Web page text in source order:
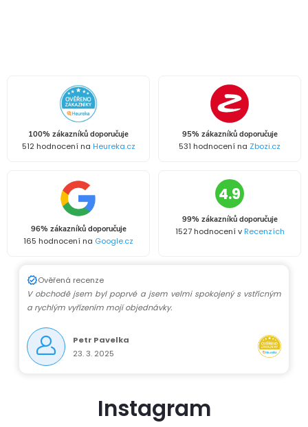
100% zákazníků doporučuje
512 hodnocení na Heureka.cz
95% zákazníků doporučuje
531 hodnocení na Zbozi.cz
96% zákazníků doporučuje
165 hodnocení na Google.cz
4.9
99% zákazníků doporučuje
1527 hodnocení vRecenzích
Ověřená recenze
V obchodě jsem byl poprvé a jsem velmi spokojený s vstřícným
a rychlým vyřízením mojí objednávky.
Petr Pavelka
23. 3. 2025
Instagram